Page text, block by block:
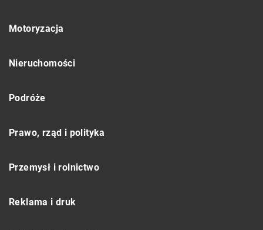
Motoryzacja
Nieruchomości
Podróże
Prawo, rząd i polityka
Przemysł i rolnictwo
Reklama i druk